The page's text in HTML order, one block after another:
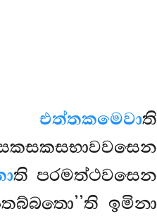
එත්තකමෙවාති
ති පරමත්ථවසෙන
ඉමිනා